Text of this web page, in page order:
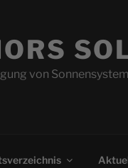
von